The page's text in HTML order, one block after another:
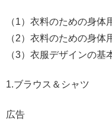
（1）衣料のための身体
（2）衣料のための身体
（3）衣服デザインの基
1.ブラウス＆シャツ
広告